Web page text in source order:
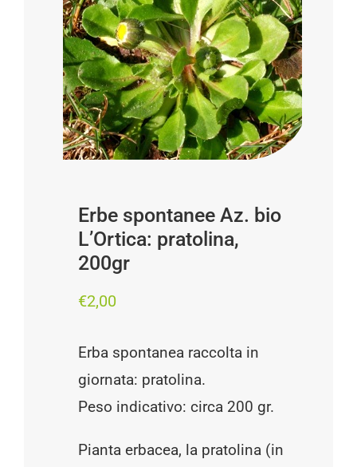
I produttori
Erbe spontanee Az. bio
L’Ortica: pratolina,
200gr
€2,00
Erba spontanea raccolta in
giornata: pratolina.
Peso indicativo: circa 200 gr.
Pianta erbacea, la pratolina (in